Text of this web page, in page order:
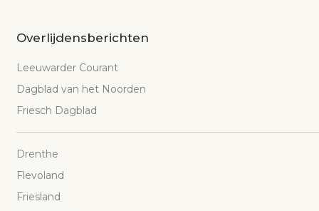
Overlijdensberichten
Leeuwarder Courant
Dagblad van het Noorden
Friesch Dagblad
Drenthe
Flevoland
Friesland